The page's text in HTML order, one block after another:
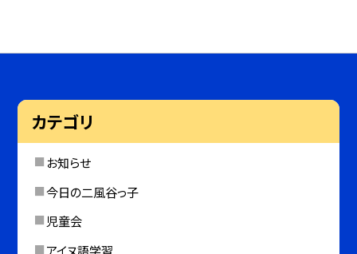
カテゴリ
お知らせ
今日の二風谷っ子
児童会
アイヌ語学習